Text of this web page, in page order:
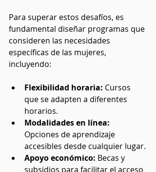
Para superar estos desafíos, es
fundamental diseñar programas que
consideren las necesidades
específicas de las mujeres,
incluyendo:
Flexibilidad horaria: Cursos
que se adapten a diferentes
horarios.
Modalidades en línea:
Opciones de aprendizaje
accesibles desde cualquier lugar.
Apoyo económico: Becas y
subsidios para facilitar el acceso